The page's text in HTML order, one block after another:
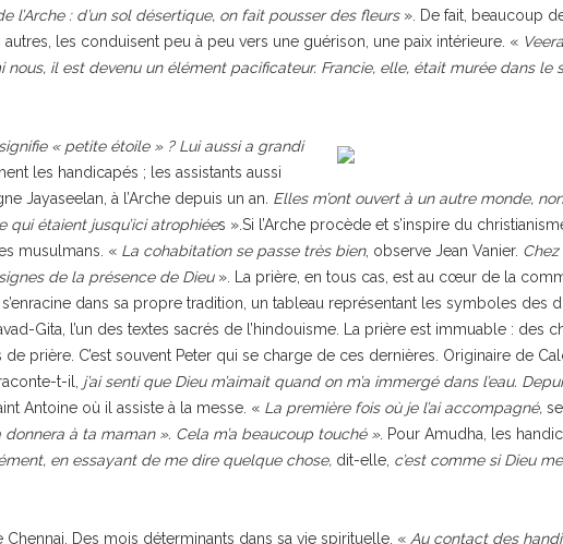
l’Arche : d’un sol désertique, on fait pousser des fleurs ». De fait, beaucoup
les conduisent peu à peu vers une guérison, une paix intérieure. «
il est devenu un élément pacificateur. Francie, elle, était murée dans le
« petite étoile » ? Lui aussi a grandi
les handicapés ; les assistants aussi
Jayaseelan, à l’Arche depuis un an. Elles m’ont ouvert à un autre monde,
étaient jusqu’ici atrophiées ».Si l’Arche procède et s’inspire du
musulmans. « La cohabitation se passe très bien, observe Jean Vanier.
de la présence de Dieu ». La prière, en tous cas, est au cœur de la
dans sa propre tradition, un tableau représentant les symboles des
Gita, l’un des textes sacrés de l’hindouisme. La prière est immuable : des
prière. C’est souvent Peter qui se charge de ces dernières. Originaire de
t-il, j’ai senti que Dieu m’aimait quand on m’a immergé dans l’eau.
Antoine où il assiste à la messe. « La première fois où je l’ai accompagné,
à ta maman ». Cela m’a beaucoup touché ». Pour Amudha, les
en essayant de me dire quelque chose, dit-elle, c’est comme si Dieu
Chennai. Des mois déterminants dans sa vie spirituelle. « Au contact des